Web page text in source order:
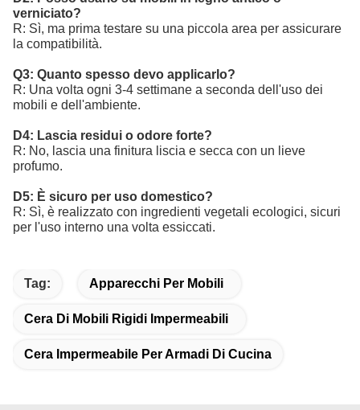
verniciato?
R: Sì, ma prima testare su una piccola area per assicurare
la compatibilità.
Q3: Quanto spesso devo applicarlo?
R: Una volta ogni 3-4 settimane a seconda dell'uso dei
mobili e dell'ambiente.
D4: Lascia residui o odore forte?
R: No, lascia una finitura liscia e secca con un lieve
profumo.
D5: È sicuro per uso domestico?
R: Sì, è realizzato con ingredienti vegetali ecologici, sicuri
per l'uso interno una volta essiccati.
Tag: Apparecchi Per Mobili
Cera Di Mobili Rigidi Impermeabili
Cera Impermeabile Per Armadi Di Cucina